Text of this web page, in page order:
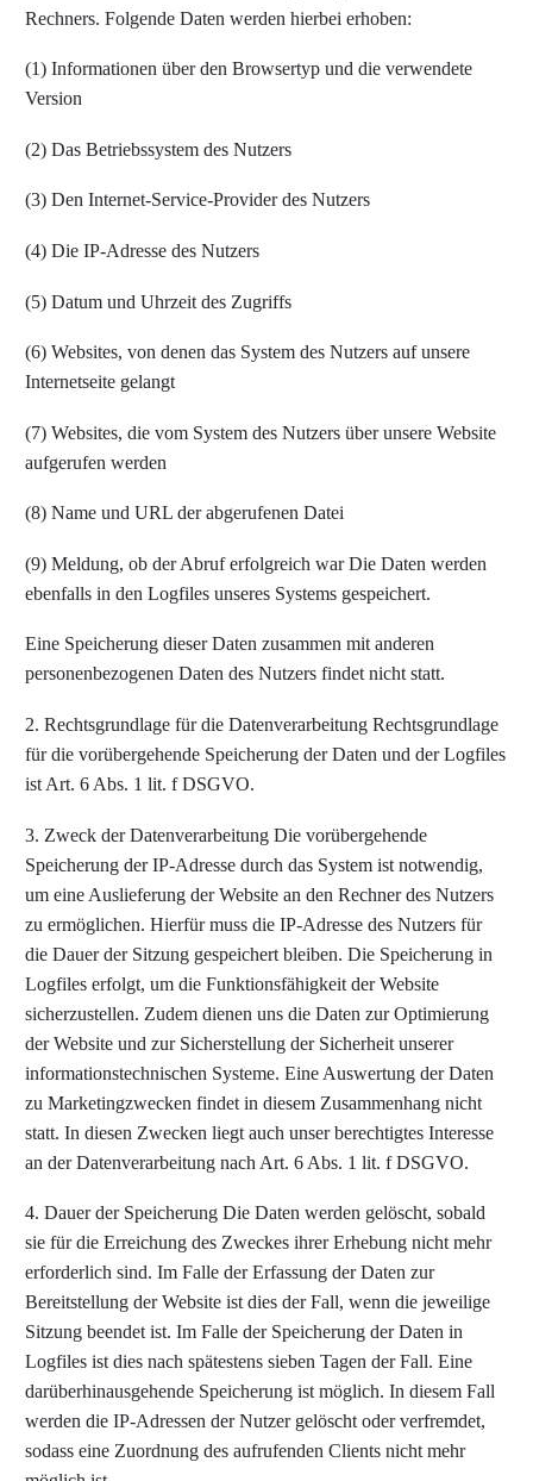
Rechners. Folgende Daten werden hierbei erhoben:
(1) Informationen über den Browsertyp und die verwendete
Version
(2) Das Betriebssystem des Nutzers
(3) Den Internet-Service-Provider des Nutzers
(4) Die IP-Adresse des Nutzers
(5) Datum und Uhrzeit des Zugriffs
(6) Websites, von denen das System des Nutzers auf unsere
Internetseite gelangt
(7) Websites, die vom System des Nutzers über unsere Website
aufgerufen werden
(8) Name und URL der abgerufenen Datei
(9) Meldung, ob der Abruf erfolgreich war Die Daten werden
ebenfalls in den Logfiles unseres Systems gespeichert.
Eine Speicherung dieser Daten zusammen mit anderen
personenbezogenen Daten des Nutzers findet nicht statt.
2. Rechtsgrundlage für die Datenverarbeitung Rechtsgrundlage
für die vorübergehende Speicherung der Daten und der Logfiles
ist Art. 6 Abs. 1 lit. f DSGVO.
3. Zweck der Datenverarbeitung Die vorübergehende
Speicherung der IP-Adresse durch das System ist notwendig,
um eine Auslieferung der Website an den Rechner des Nutzers
zu ermöglichen. Hierfür muss die IP-Adresse des Nutzers für
die Dauer der Sitzung gespeichert bleiben. Die Speicherung in
Logfiles erfolgt, um die Funktionsfähigkeit der Website
sicherzustellen. Zudem dienen uns die Daten zur Optimierung
der Website und zur Sicherstellung der Sicherheit unserer
informationstechnischen Systeme. Eine Auswertung der Daten
zu Marketingzwecken findet in diesem Zusammenhang nicht
statt. In diesen Zwecken liegt auch unser berechtigtes Interesse
an der Datenverarbeitung nach Art. 6 Abs. 1 lit. f DSGVO.
4. Dauer der Speicherung Die Daten werden gelöscht, sobald
sie für die Erreichung des Zweckes ihrer Erhebung nicht mehr
erforderlich sind. Im Falle der Erfassung der Daten zur
Bereitstellung der Website ist dies der Fall, wenn die jeweilige
Sitzung beendet ist. Im Falle der Speicherung der Daten in
Logfiles ist dies nach spätestens sieben Tagen der Fall. Eine
darüberhinausgehende Speicherung ist möglich. In diesem Fall
werden die IP-Adressen der Nutzer gelöscht oder verfremdet,
sodass eine Zuordnung des aufrufenden Clients nicht mehr